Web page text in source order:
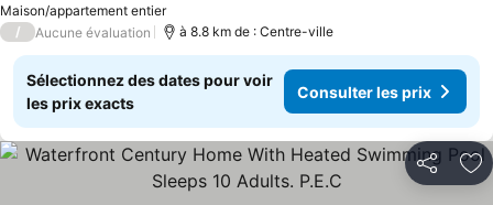
Maison/appartement entier
/ Aucune évaluation à 8.8 km de : Centre-ville
Sélectionnez des dates pour voir
les prix exacts
Consulter les prix
Partager